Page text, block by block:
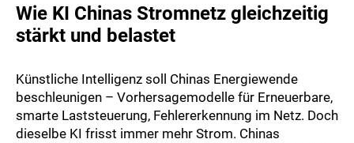
Wie KI Chinas Stromnetz gleichzeitig
stärkt und belastet
Künstliche Intelligenz soll Chinas Energiewende
beschleunigen – Vorhersagemodelle für Erneuerbare,
smarte Laststeuerung, Fehlererkennung im Netz. Doch
dieselbe KI frisst immer mehr Strom. Chinas